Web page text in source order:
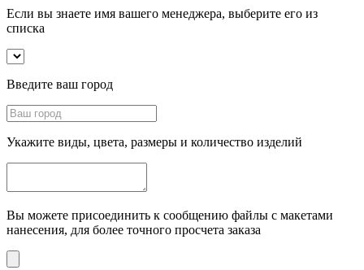
Если вы знаете имя вашего менеджера, выберите его из
списка
Введите ваш город
Укажите виды, цвета, размеры и количество изделий
Вы можете присоединить к сообщению файлы с макетами
нанесения, для более точного просчета заказа